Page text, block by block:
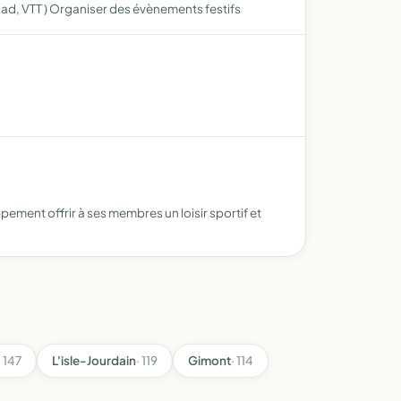
VTT ) Organiser des évènements festifs
offrir à ses membres un loisir sportif et
147 L'isle-Jourdain· 119 Gimont· 114